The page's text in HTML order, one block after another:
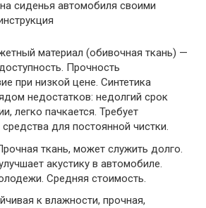
материал (обивочная ткань) —
Прочность
при низкой цене. Синтетика
недостатков: недолгий срок
легко пачкается. Требует
для постоянной чистки.
ткань, может служить долго.
акустику в автомобиле.
Средняя стоимость.
к влажности, прочная,